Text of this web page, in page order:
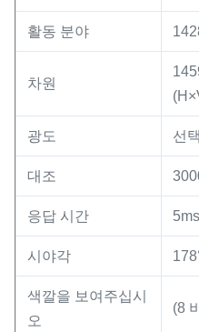
활동 분야
차원
광도 선
대조
응답 시간 5ms
시야각
색깔을 보여주십시
오
(8